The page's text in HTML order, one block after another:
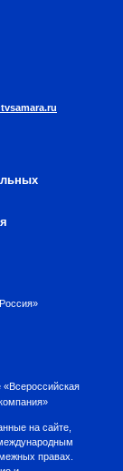
«Всероссийская
на сайте,
правах.